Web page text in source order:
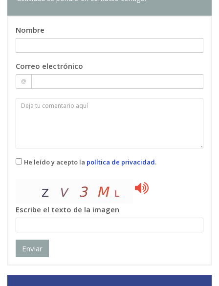
Unidad 5. Análisis de la evolución de los THM
Los trihalometanos (THMs) son compuestos
químicos contaminantes contenidos en el agua.
La presencia de estos compuestos muchas
veces está relacionada con efectos negativos
para el organismo. La contaminación por THMs
depende en gran medida del tratamiento del
concretamente en el proceso de desinfección de
la misma. En esta última unidad teórica se
Unidad 6. Casos prácticos
propuestos en los que el alumno podrá
largo del curso, siempre guiado y apoyado por
dudas que le puedan surgir y que evaluará los
ejercicios.
Nombre
Correo electrónico
@
He leído y acepto la política de privacidad.
Escribe el texto de la imagen
Enviar